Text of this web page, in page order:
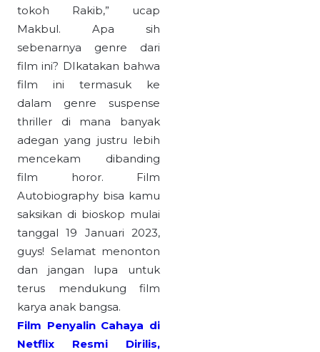
tokoh Rakib,” ucap
Makbul. Apa sih
sebenarnya genre dari
film ini? DIkatakan bahwa
film ini termasuk ke
dalam genre suspense
thriller di mana banyak
adegan yang justru lebih
mencekam dibanding
film horor. Film
Autobiography bisa kamu
saksikan di bioskop mulai
tanggal 19 Januari 2023,
guys! Selamat menonton
dan jangan lupa untuk
terus mendukung film
karya anak bangsa.
Film Penyalin Cahaya di
Netflix Resmi Dirilis,